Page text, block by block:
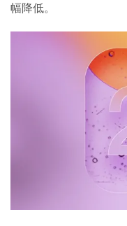
幅降低。